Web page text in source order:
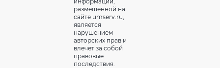
размещенной на
сайте umserv.ru,
является
нарушением
авторских прав и
влечет за собой
правовые
последствия.